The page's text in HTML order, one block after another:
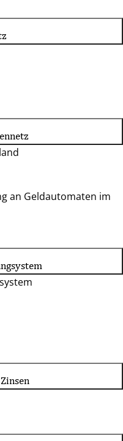
an Geldautomaten im